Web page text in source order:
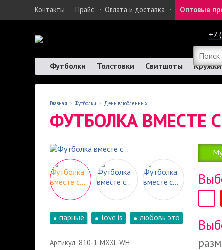
Контакты · Прайс · Оплата и доставка · Оптовые
+7
Футболки Толстовки Свитшоты Кружки
Главная › Футболки › День влюбленных
ФУТБОЛКА ВМЕСТЕ
парные love is любовь это
Артикул: 810-1-MXXL-WH